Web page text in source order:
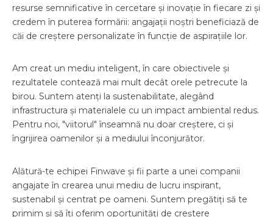
resurse semnificative în cercetare și inovație în fiecare zi și
credem în puterea formării: angajații noștri beneficiază de
căi de creștere personalizate în funcție de aspirațiile lor.
Am creat un mediu inteligent, în care obiectivele și
rezultatele contează mai mult decât orele petrecute la
birou. Suntem atenți la sustenabilitate, alegând
infrastructura și materialele cu un impact ambiental redus.
Pentru noi, "viitorul" înseamnă nu doar creștere, ci și
îngrijirea oamenilor și a mediului înconjurător.
Alătură-te echipei Finwave și fii parte a unei companii
angajate în crearea unui mediu de lucru inspirant,
sustenabil și centrat pe oameni. Suntem pregătiți să te
primim și să îți oferim oportunități de creștere